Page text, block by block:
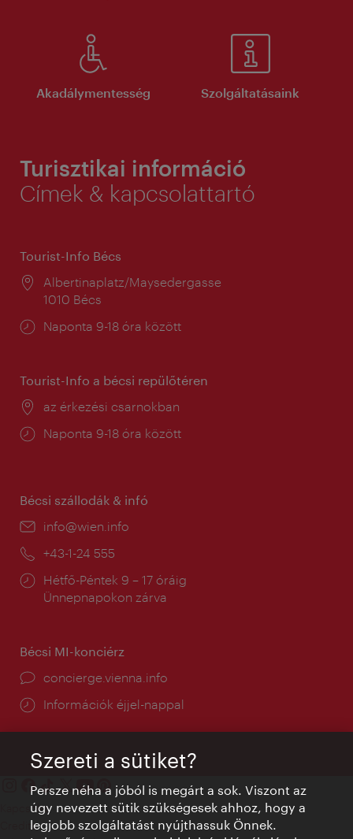
Akadálymentesség Szolgáltatásaink
Turisztikai információ
Címek & kapcsolattartó
Tourist-Info Bécs
Helyszín:
Albertinaplatz/Maysedergasse
1010 Bécs
Nyitva
Naponta 9-18 óra között
Tourist-Info a bécsi repülőtéren
Helyszín:
az érkezési csarnokban
Nyitva
Naponta 9-18 óra között
Bécsi szállodák & infó
E-
info@wien.info
Telefon:
+43-1-24 555
Nyitva
tartás:
Hétfő-Péntek 9 – 17 óráig
Ünnepnapokon zárva
Bécsi MI-konciérz
concierge.vienna.info
Információk éjjel-nappal
Kapcsolat
Credits
Szereti a sütiket?
Persze néha a jóból is megárt a sok. Viszont az
úgy nevezett sütik szükségesek ahhoz, hogy a
legjobb szolgáltatást nyújthassuk Önnek.